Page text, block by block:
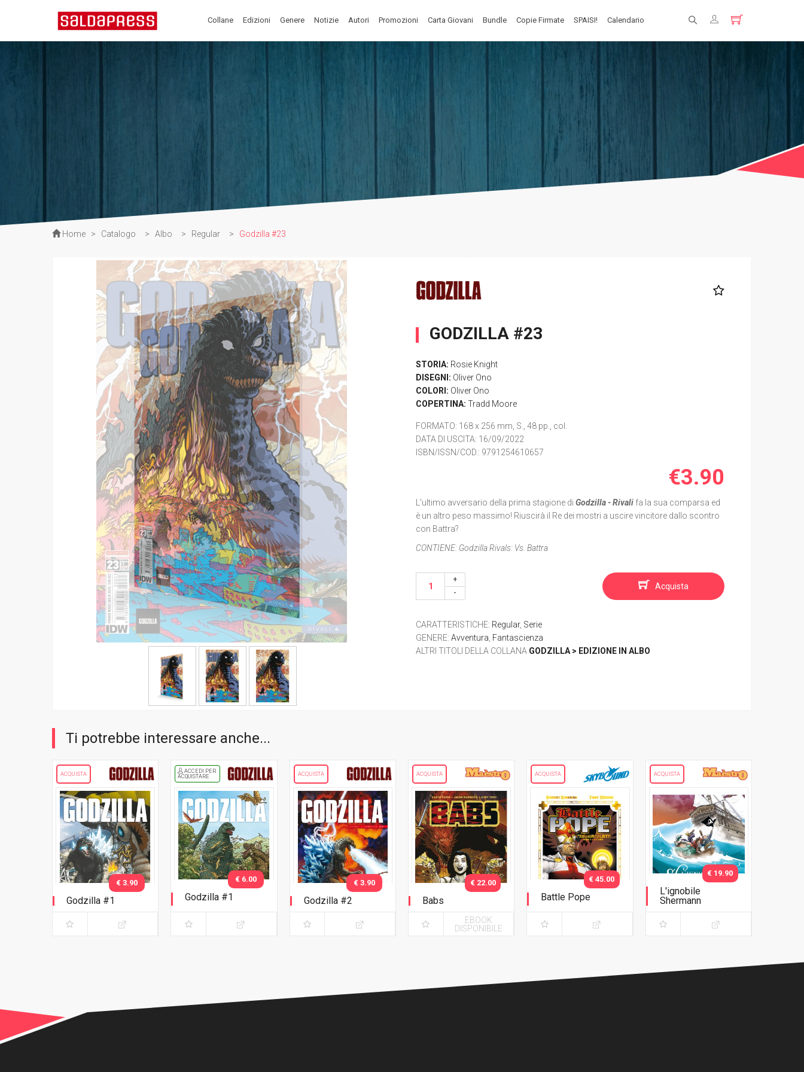
Collane Edizioni Genere Notizie Autori Promozioni Carta Giovani Bundle Copie Firmate SPAISI! Calendario
Home > Catalogo > Albo > Regular > Godzilla #23
GODZILLA #23
STORIA: Rosie Knight
DISEGNI: Oliver Ono
COLORI: Oliver Ono
COPERTINA: Tradd Moore
FORMATO: 168 x 256 mm, S., 48 pp., col.
DATA DI USCITA: 16/09/2022
ISBN/ISSN/COD.: 9791254610657
€3.90
L'ultimo avversario della prima stagione diGodzilla - Rivali fa la sua comparsa ed
è un altro peso massimo! Riuscirà il Re dei mostri a uscire vincitore dallo scontro
con Battra?
CONTIENE: Godzilla Rivals: Vs. Battra
Acquista
CARATTERISTICHE: Regular, Serie
GENERE:Avventura Fantascienza
ALTRI TITOLI DELLA COLLANA GODZILLA > EDIZIONE IN ALBO
Ti potrebbe interessare anche...
ACQUISTA
Godzilla #1
€ 3.90
ACCEDI PER
ACQUISTARE
Godzilla #1
€ 6.00
ACQUISTA
Godzilla #2
€ 3.90
ACQUISTA
Babs
€ 22.00
EBOOK
DISPONIBILE
ACQUISTA
Battle Pope
Collezione
€ 45.00
ACQUISTA
L'ignobile
Shermann
€ 19.90